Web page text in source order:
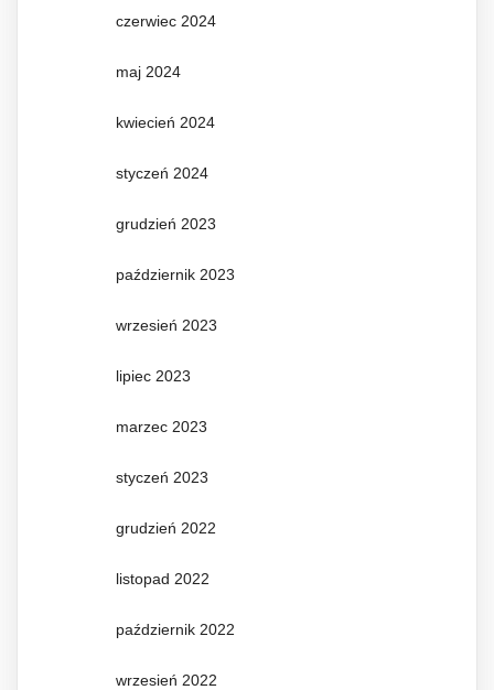
czerwiec 2024
maj 2024
kwiecień 2024
styczeń 2024
grudzień 2023
październik 2023
wrzesień 2023
lipiec 2023
marzec 2023
styczeń 2023
grudzień 2022
listopad 2022
październik 2022
wrzesień 2022